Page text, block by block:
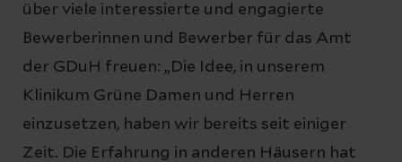
über viele interessierte und engagierte
Bewerberinnen und Bewerber für das Amt
der GDuH freuen: „Die Idee, in unserem
Klinikum Grüne Damen und Herren
einzusetzen, haben wir bereits seit einiger
Zeit. Die Erfahrung in anderen Häusern hat